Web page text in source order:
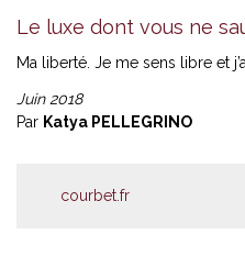
Le luxe dont vous ne
Ma liberté. Je me sens libre et
Juin 2018
Par Katya PELLEGRINO
courbet.fr